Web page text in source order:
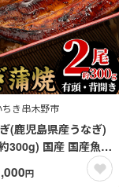
き串木野市
(鹿児島県産うなぎ)
300g) 国産 国産魚
児島県産 魚 魚介 鰻
ギ 蒲焼 蒲焼き 惣菜
円